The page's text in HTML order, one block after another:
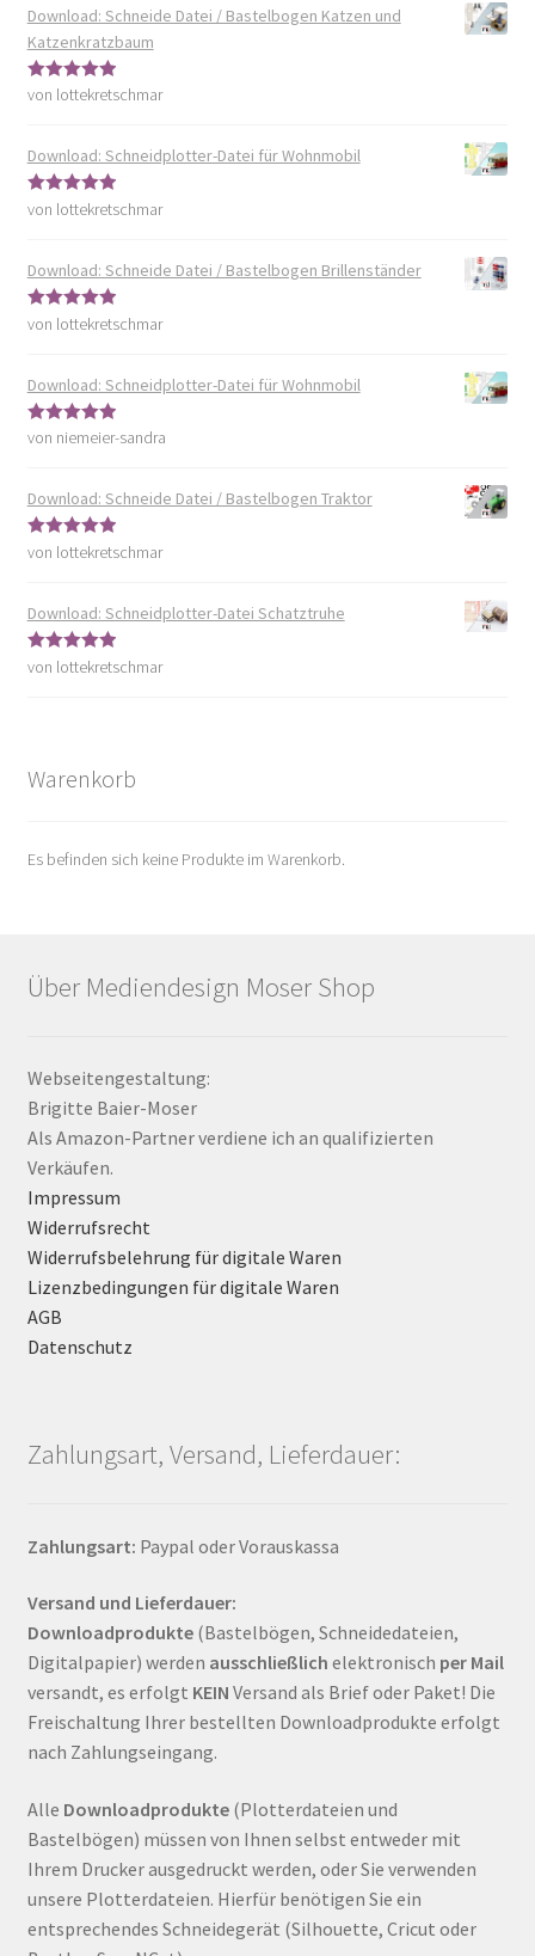
Download: Schneide Datei / Bastelbogen Katzen und
Katzenkratzbaum
Bewertet mit
von lottekretschmar
Download: Schneidplotter-Datei für Wohnmobil
Bewertet mit
von lottekretschmar
Download: Schneide Datei / Bastelbogen Brillenständer
Bewertet mit
von lottekretschmar
Download: Schneidplotter-Datei für Wohnmobil
Bewertet mit
von niemeier-sandra
Download: Schneide Datei / Bastelbogen Traktor
Bewertet mit
von lottekretschmar
Download: Schneidplotter-Datei Schatztruhe
Bewertet mit
von lottekretschmar
Warenkorb
Es befinden sich keine Produkte im Warenkorb.
Über Mediendesign Moser Shop
Webseitengestaltung:
Brigitte Baier-Moser
Als Amazon-Partner verdiene ich an qualifizierten
Verkäufen.
Impressum
Widerrufsrecht
Widerrufsbelehrung für digitale Waren
Lizenzbedingungen für digitale Waren
AGB
Datenschutz
Zahlungsart, Versand, Lieferdauer:
Zahlungsart: Paypal oder Vorauskassa
Versand und Lieferdauer:
Downloadprodukte(Bastelbögen, Schneidedateien,
Digitalpapier) werden ausschließlich elektronisch per Mail
versandt, es erfolgt KEIN Versand als Brief oder Paket! Die
Freischaltung Ihrer bestellten Downloadprodukte erfolgt
nach Zahlungseingang.
Alle Downloadprodukte(Plotterdateien und
Bastelbögen) müssen von Ihnen selbst entweder mit
Ihrem Drucker ausgedruckt werden, oder Sie verwenden
unsere Plotterdateien. Hierfür benötigen Sie ein
entsprechendes Schneidegerät (Silhouette, Cricut oder